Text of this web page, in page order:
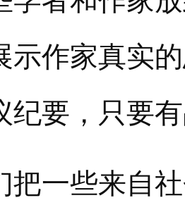
示作家真实
纪要，只要
把一些来自